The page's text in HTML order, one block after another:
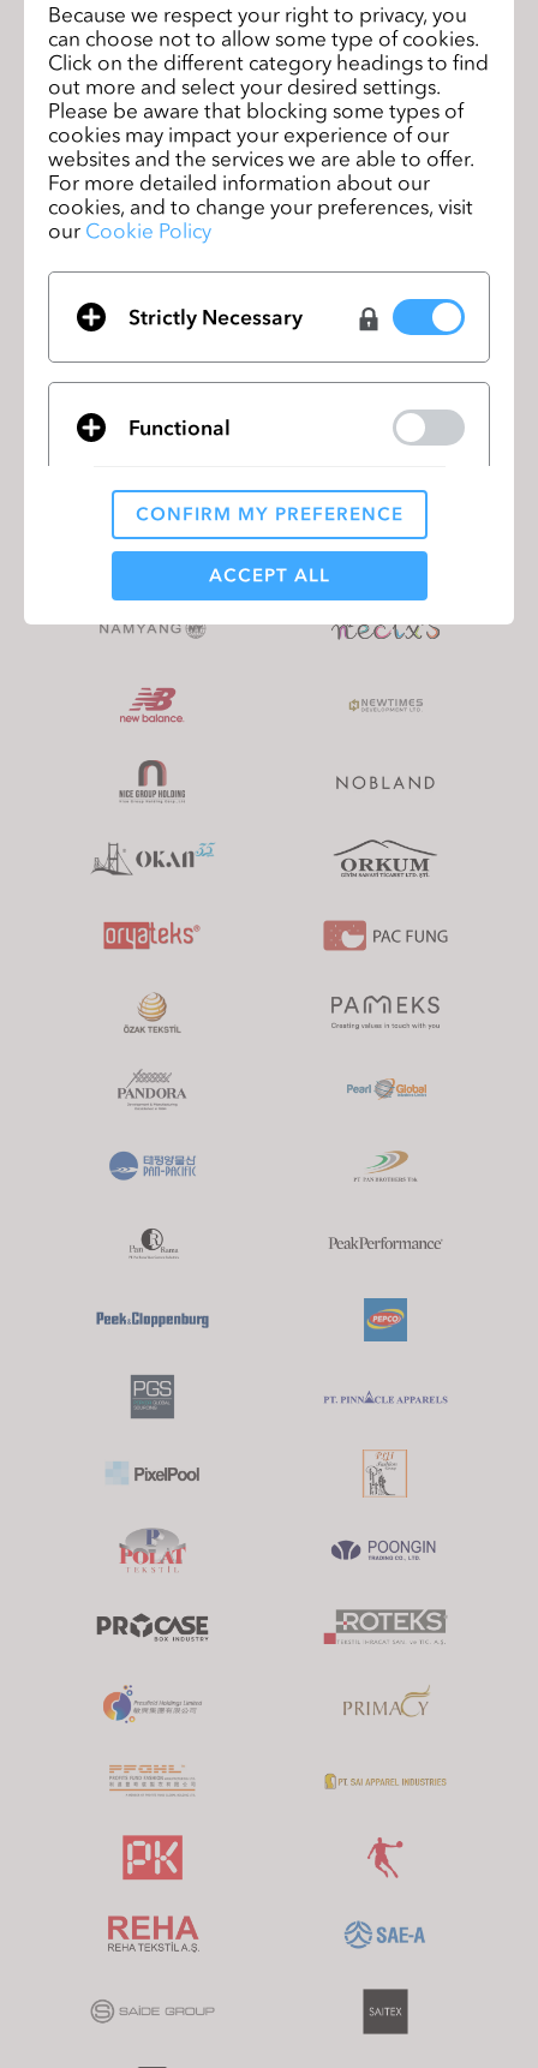
Because we respect your right to privacy, you
can choose not to allow some type of cookies.
Click on the different category headings to find
out more and select your desired settings.
Please be aware that blocking some types of
cookies may impact your experience of our
websites and the services we are able to offer.
For more detailed information about our
cookies, and to change your preferences, visit
our Cookie Policy
Strictly Necessary
Functional
Analytical / Performance
If you reject all, some features might not function
CONFIRM MY PREFERENCE
ACCEPT ALL